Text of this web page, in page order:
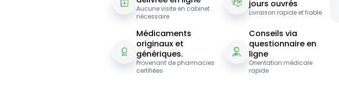
Aucune visite en cabinet
nécessaire
jours ouvrés
Livraison rapide et fiable
Médicaments
originaux et
génériques.
Provenant de pharmacies
certifiées
Conseils via
questionnaire en
ligne
Orientation médicale
rapide